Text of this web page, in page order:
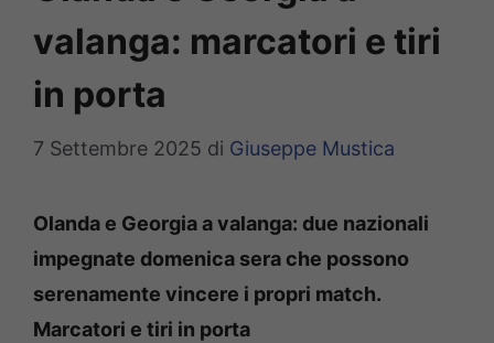
valanga: marcatori e tiri
in porta
7 Settembre 2025 di Giuseppe Mustica
Olanda e Georgia a valanga: due nazionali
impegnate domenica sera che possono
serenamente vincere i propri match.
Marcatori e tiri in porta